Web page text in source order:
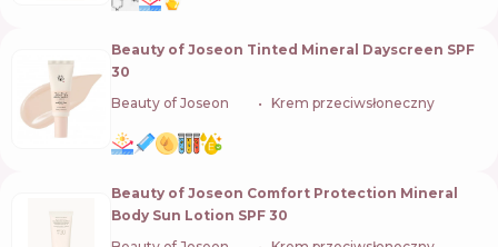
Beauty of Joseon Tinted Mineral Dayscreen SPF
30
Beauty of Joseon
Krem przeciwsłoneczny
Beauty of Joseon Comfort Protection Mineral
Body Sun Lotion SPF 30